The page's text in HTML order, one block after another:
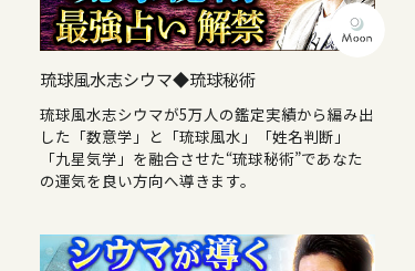
琉球風水志シウマ◆琉球秘術
琉球風水志シウマが5万人の鑑定実績から編み出
した「数意学」と「琉球風水」「姓名判断」
「九星気学」を融合させた“琉球秘術”であなた
の運気を良い方向へ導きます。